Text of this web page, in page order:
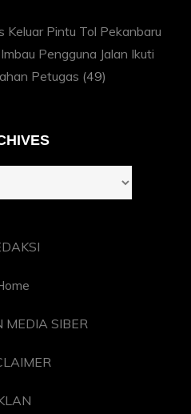
Keluar Pintu Tol Pekanbaru
Pengguna Jalan Ikuti
Petugas (49)
MEDIA SIBER